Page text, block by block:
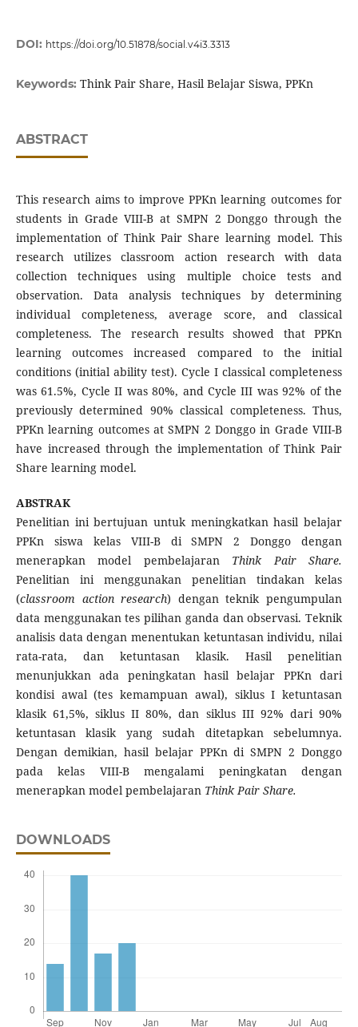
DOI: https://doi.org/10.51878/social.v4i3.3313
Keywords: Think Pair Share, Hasil Belajar Siswa, PPKn
ABSTRACT
This research aims to improve PPKn learning outcomes for
students in Grade VIII-B at SMPN 2 Donggo through the
implementation of Think Pair Share learning model. This
research utilizes classroom action research with data
collection techniques using multiple choice tests and
observation. Data analysis techniques by determining
individual completeness, average score, and classical
completeness. The research results showed that PPKn
learning outcomes increased compared to the initial
conditions (initial ability test). Cycle I classical completeness
was 61.5%, Cycle II was 80%, and Cycle III was 92% of the
previously determined 90% classical completeness. Thus,
PPKn learning outcomes at SMPN 2 Donggo in Grade VIII-B
have increased through the implementation of Think Pair
Share learning model.
ABSTRAK
Penelitian ini bertujuan untuk meningkatkan hasil belajar
PPKn siswa kelas VIII-B di SMPN 2 Donggo dengan
menerapkan model pembelajaran Think Pair Share.
Penelitian ini menggunakan penelitian tindakan kelas
(classroom action research) dengan teknik pengumpulan
data menggunakan tes pilihan ganda dan observasi. Teknik
analisis data dengan menentukan ketuntasan individu, nilai
rata-rata, dan ketuntasan klasik. Hasil penelitian
menunjukkan ada peningkatan hasil belajar PPKn dari
kondisi awal (tes kemampuan awal), siklus I ketuntasan
klasik 61,5%, siklus II 80%, dan siklus III 92% dari 90%
ketuntasan klasik yang sudah ditetapkan sebelumnya.
Dengan demikian, hasil belajar PPKn di SMPN 2 Donggo
pada kelas VIII-B mengalami peningkatan dengan
menerapkan model pembelajaran Think Pair Share.
DOWNLOADS